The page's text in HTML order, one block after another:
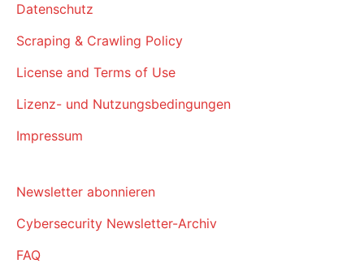
Datenschutz
Scraping & Crawling Policy
License and Terms of Use
Lizenz- und Nutzungsbedingungen
Impressum
Newsletter abonnieren
Cybersecurity Newsletter-Archiv
FAQ